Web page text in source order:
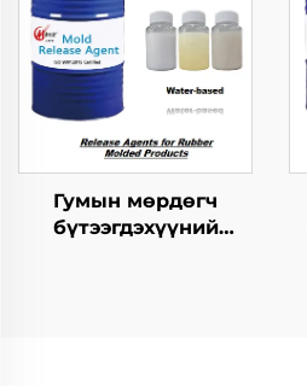
Гумын мөрдөгч
бүтээгдэхүүний